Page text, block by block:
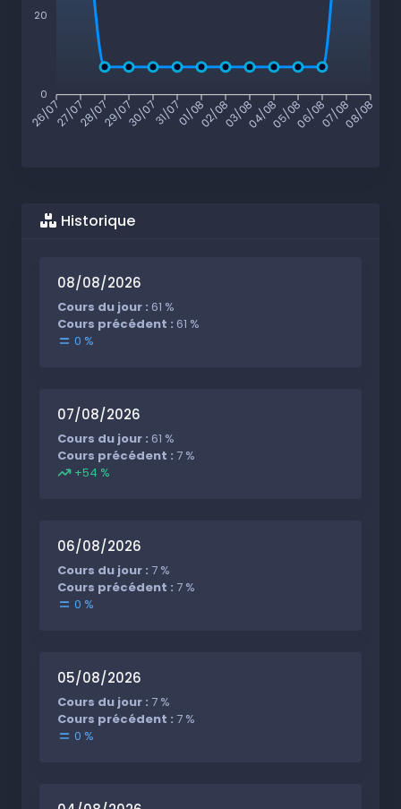
20
0
26/0727/0728/0729/0730/0731/0701/0802/0803/0804/0805/0806/0807/0808/08
Historique
08/08/2026
Cours du jour : 61 %
Cours précédent : 61 %
0 %
07/08/2026
Cours du jour : 61 %
Cours précédent : 7 %
+54 %
06/08/2026
Cours du jour : 7 %
Cours précédent : 7 %
0 %
05/08/2026
Cours du jour : 7 %
Cours précédent : 7 %
0 %